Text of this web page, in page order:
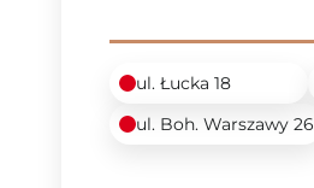
ul. Łucka 18
ul. Boh. Warszawy 26